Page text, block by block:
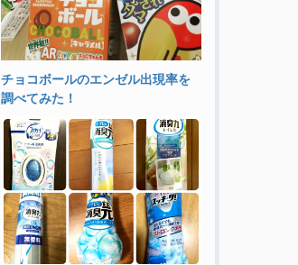
チョコボールのエンゼル出現率を
調べてみた！